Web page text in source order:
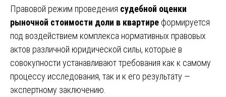
Правовой режим проведения судебной оценки
рыночной стоимости доли в квартире формируется
под воздействием комплекса нормативных правовых
актов различной юридической силы, которые в
совокупности устанавливают требования как к самому
процессу исследования, так и к его результату —
экспертному заключению.